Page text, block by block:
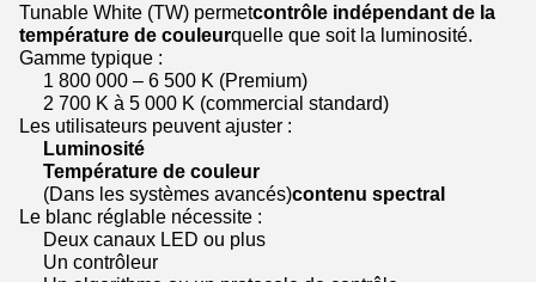
Tunable White (TW) permetcontrôle indépendant de la
température de couleurquelle que soit la luminosité.
Gamme typique :
1 800 000 – 6 500 K (Premium)
2 700 K à 5 000 K (commercial standard)
Les utilisateurs peuvent ajuster :
Luminosité
Température de couleur
(Dans les systèmes avancés)contenu spectral
Le blanc réglable nécessite :
Deux canaux LED ou plus
Un contrôleur